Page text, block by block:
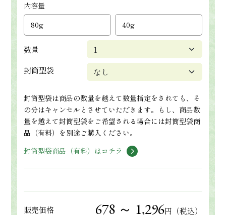
内容量
80g
40g
数量
封筒型袋
封筒型袋は商品の数量を越えて数量指定をされても、そ
の分はキャンセルとさせていただきます。もし、商品数
量を越えて封筒型袋をご希望される場合には封筒型袋商
品（有料）を別途ご購入ください。
封筒型袋商品（有料）はコチラ
販売価格 678 ～ 1,296円（税込）